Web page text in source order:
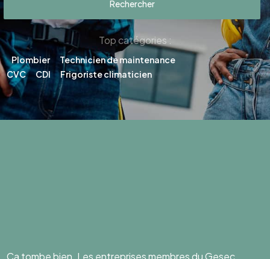
Top catégories :
Plombier
Technicien de maintenance
CVC
CDI Frigoriste climaticien
Ca tombe bien. Les entreprises membres du Gesec